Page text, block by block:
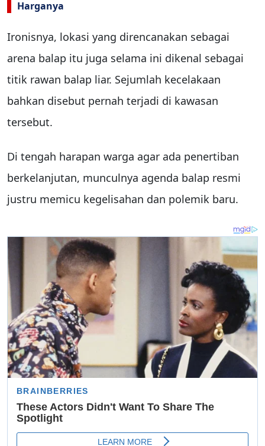
Harganya
Ironisnya, lokasi yang direncanakan sebagai
arena balap itu juga selama ini dikenal sebagai
titik rawan balap liar. Sejumlah kecelakaan
bahkan disebut pernah terjadi di kawasan
tersebut.
Di tengah harapan warga agar ada penertiban
berkelanjutan, munculnya agenda balap resmi
justru memicu kegelisahan dan polemik baru.